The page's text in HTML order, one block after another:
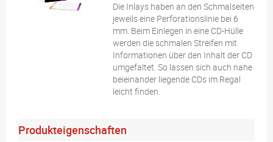
Die Inlays haben an den Schmalseiten
jeweils eine Perforationslinie bei 6
mm. Beim Einlegen in eine CD-Hülle
werden die schmalen Streifen mit
Informationen über den Inhalt der CD
umgefaltet. So lassen sich auch nahe
beieinander liegende CDs im Regal
leicht finden.
Produkteigenschaften